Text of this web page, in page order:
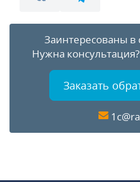
Заинтересованы в
Нужна консультация?
Заказать